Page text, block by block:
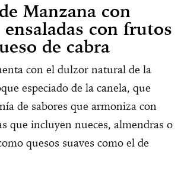
Manzana con
con frutos
de cabra
con el dulzor natural de la
especiado de la canela, que
de sabores que armoniza con
que incluyen nueces, almendras o
quesos suaves como el de